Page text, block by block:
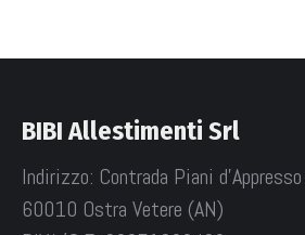
BIBI Allestimenti Srl
Indirizzo: Contrada Piani
60010 Ostra Vetere (AN)